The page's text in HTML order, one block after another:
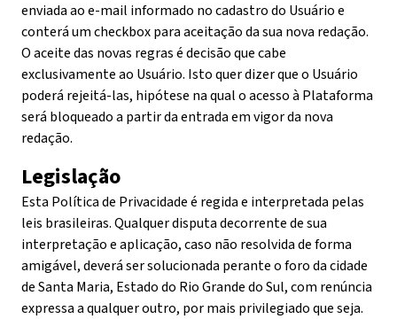
enviada ao e-mail informado no cadastro do Usuário e
conterá um checkbox para aceitação da sua nova redação.
O aceite das novas regras é decisão que cabe
exclusivamente ao Usuário. Isto quer dizer que o Usuário
poderá rejeitá-las, hipótese na qual o acesso à Plataforma
será bloqueado a partir da entrada em vigor da nova
redação.
Legislação
Esta Política de Privacidade é regida e interpretada pelas
leis brasileiras. Qualquer disputa decorrente de sua
interpretação e aplicação, caso não resolvida de forma
amigável, deverá ser solucionada perante o foro da cidade
de Santa Maria, Estado do Rio Grande do Sul, com renúncia
expressa a qualquer outro, por mais privilegiado que seja.